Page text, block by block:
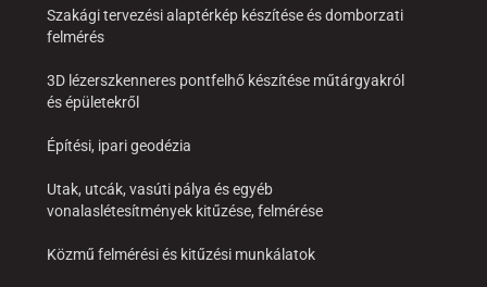
Szakági tervezési alaptérkép készítése és domborzati
felmérés
3D lézerszkenneres pontfelhő készítése műtárgyakról
és épületekről
Építési, ipari geodézia
Utak, utcák, vasúti pálya és egyéb
vonalaslétesítmények kitűzése, felmérése
Közmű felmérési és kitűzési munkálatok